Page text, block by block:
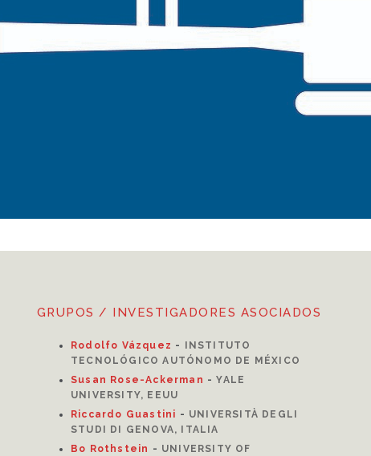
GRUPOS / INVESTIGADORES ASOCIADOS
Rodolfo Vázquez -
INSTITUTO
TECNOLÓGICO AUTÓNOMO DE MÉXICO
Susan Rose-Ackerman -YALE
UNIVERSITY, EEUU
Riccardo Guastini - UNIVERSITÀ DEGLI
STUDI DI GENOVA, ITALIA
Bo Rothstein - UNIVERSITY OF